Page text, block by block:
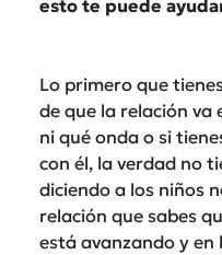
esto te puede
Lo primero que
de que la relación va
ni qué onda o si
con él, la verdad no
diciendo a los niños
relación que sabes
está avanzando y en